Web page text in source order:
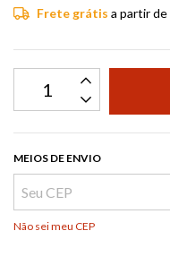
Frete grátis a partir de
MEIOS DE ENVIO
Não sei meu CEP